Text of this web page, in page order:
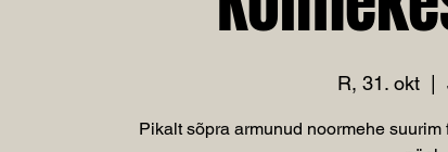
R, 31. okt
Pikalt sõpra armunud noormehe